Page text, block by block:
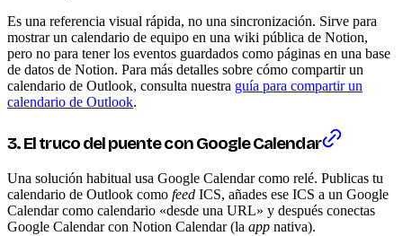
Es una referencia visual rápida, no una sincronización. Sirve para
mostrar un calendario de equipo en una wiki pública de Notion,
pero no para tener los eventos guardados como páginas en una base
de datos de Notion. Para más detalles sobre cómo compartir un
calendario de Outlook, consulta nuestra guía para compartir un
calendario de Outlook.
3. El truco del puente con Google Calendar
Una solución habitual usa Google Calendar como relé. Publicas tu
calendario de Outlook como feed ICS, añades ese ICS a un Google
Calendar como calendario «desde una URL» y después conectas
Google Calendar con Notion Calendar (la app nativa).